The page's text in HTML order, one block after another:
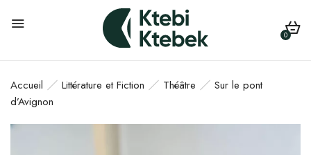
0
Accueil Littérature et Fiction Théâtre
Sur le pont
d’Avignon